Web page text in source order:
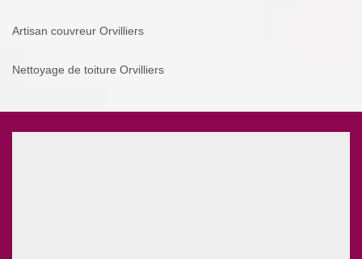
Artisan couvreur Orvilliers
Nettoyage de toiture Orvilliers